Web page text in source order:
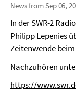
News from Sep 06,
In der SWR-2
Philipp Lepenies
Zeitenwende
Nachzuhören
https://